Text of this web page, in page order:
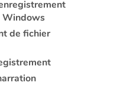
Windows
de fichier